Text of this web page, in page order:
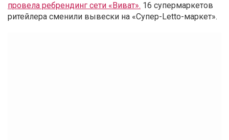
провела ребрендинг сети «Виват». 16 супермаркетов
ритейлера сменили вывески на «Супер-Letto-маркет».